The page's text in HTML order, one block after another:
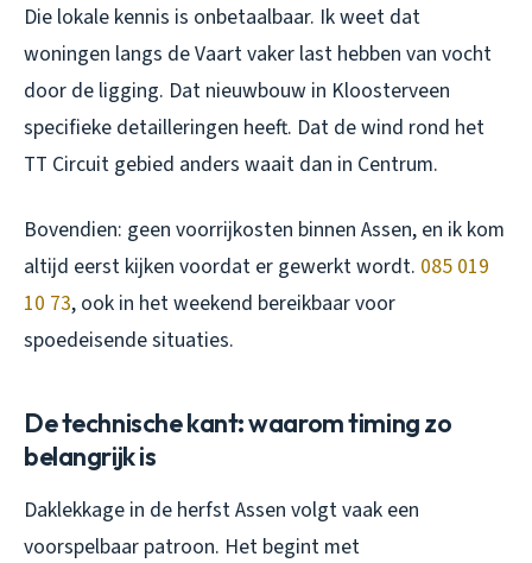
Die lokale kennis is onbetaalbaar. Ik weet dat
woningen langs de Vaart vaker last hebben van vocht
door de ligging. Dat nieuwbouw in Kloosterveen
specifieke detailleringen heeft. Dat de wind rond het
TT Circuit gebied anders waait dan in Centrum.
Bovendien: geen voorrijkosten binnen Assen, en ik kom
altijd eerst kijken voordat er gewerkt wordt. 085 019
10 73, ook in het weekend bereikbaar voor
spoedeisende situaties.
De technische kant: waarom timing zo
belangrijk is
Daklekkage in de herfst Assen volgt vaak een
voorspelbaar patroon. Het begint met